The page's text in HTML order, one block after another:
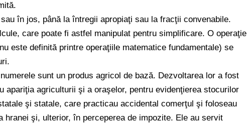
în jos, până la întregii apropiaţi sau la fracţii convenabile.
care poate fi astfel manipulat pentru simplificare. O operaţie
este definită printre operaţiile matematice fundamentale) se
sunt un produs agricol de bază. Dezvoltarea lor a fost
apariţia agriculturii şi a oraşelor, pentru evidenţierea stocurilor
şi statale, care practicau accidental comerţul şi foloseau
hranei şi, ulterior, în perceperea de impozite. Ele au servit